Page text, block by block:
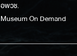
อพวช.
Museum On Demand